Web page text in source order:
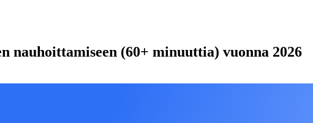
nauhoittamiseen (60+ minuuttia) vuonna 2026